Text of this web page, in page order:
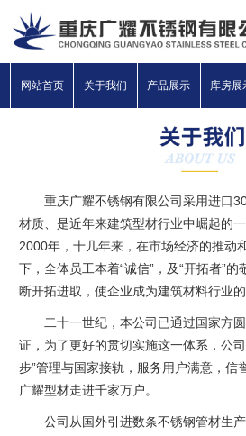
网站首页 关于我们 产品展示 库房展
重庆广耀不锈钢有限公司采用进口
材质、是近年来建筑型材行业中崛起的
2000年，十几年来，在市场经济的推动
下，全体员工本着“诚信”，及“开拓者”
断开拓进取，使企业成为建筑材料行业的
二十一世纪，本公司已通过国家方
证，为了更好的贯切实施这一体系，公
步”管理与国家接轨，服务用户满意，信
广耀型材走进千家万户。
公司从国外引进数条不锈钢管材生